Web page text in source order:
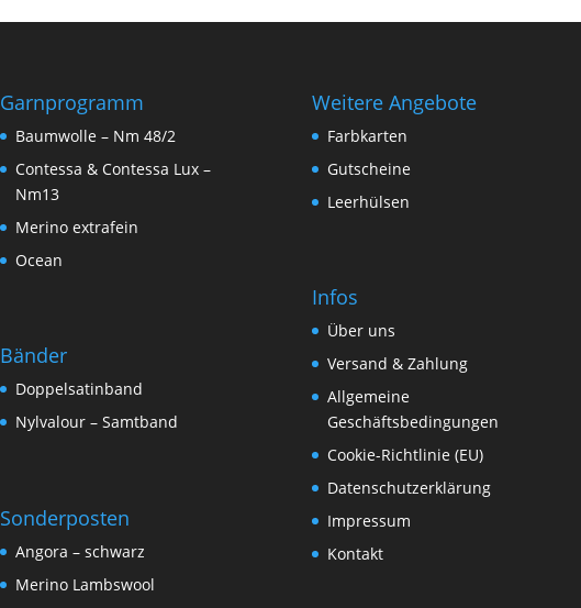
Garnprogramm
Baumwolle – Nm 48/2
Contessa & Contessa Lux –
Nm13
Merino extrafein
Ocean
Bänder
Doppelsatinband
Nylvalour – Samtband
Sonderposten
Angora – schwarz
Merino Lambswool
Weitere Angebote
Farbkarten
Gutscheine
Leerhülsen
Infos
Über uns
Versand & Zahlung
Allgemeine
Geschäftsbedingungen
Cookie-Richtlinie (EU)
Datenschutzerklärung
Impressum
Kontakt